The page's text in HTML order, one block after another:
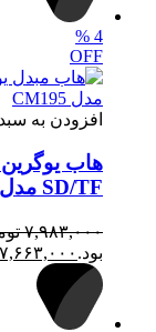
4
%
OFF
افزودن به
SD/TF مدل CM195 کد 70410
۷,۹۸۳,۰۰۰
بود. ۷,۶۶۳,۰۰۰